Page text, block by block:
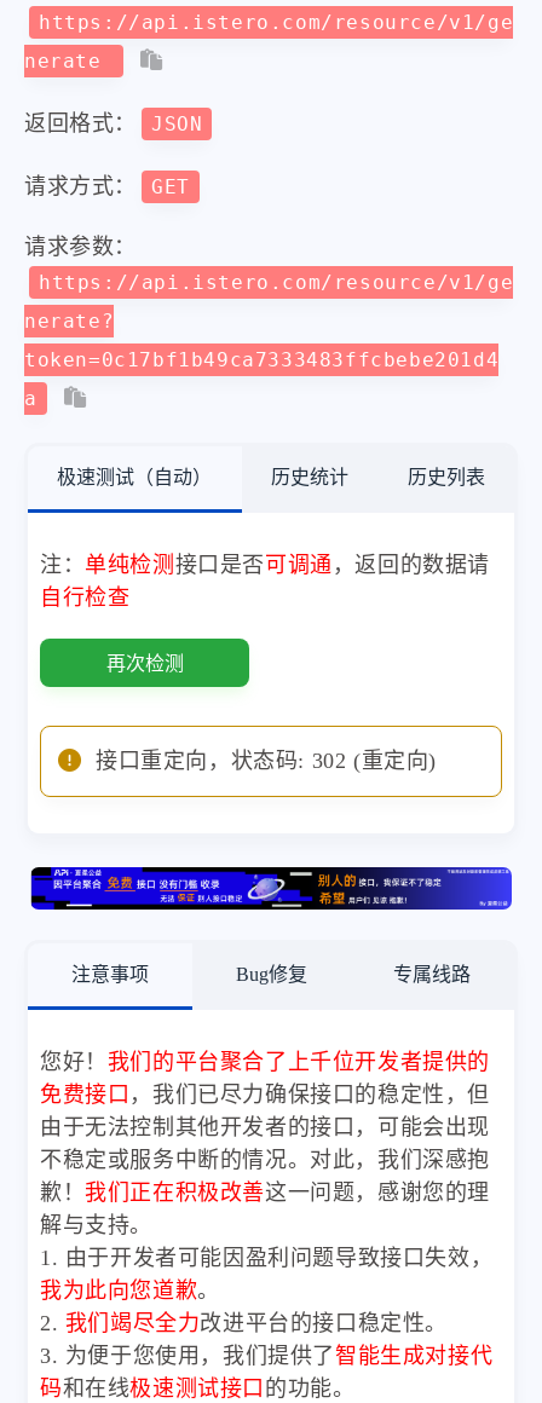
https://api.istero.com/resource/v1/ge
nerate
返回格式： JSON
请求方式： GET
请求参数：
https://api.istero.com/resource/v1/ge
nerate?
token=0c17bf1b49ca7333483ffcbebe201d4
a
极速测试（自动） 历史统计 历史列表
注： 单纯检测 接口是否 可调通 ，返回的数据请
自行检查
再次检测
接口重定向，状态码: 302 (重定向)
注意事项 Bug修复 专属线路
您好！ 我们的平台聚合了上千位开发者提供的
免费接口 ，我们已尽力确保接口的稳定性，但
由于无法控制其他开发者的接口，可能会出现
不稳定或服务中断的情况。对此，我们深感抱
歉！ 我们正在积极改善这一问题，感谢您的理
解与支持。
1. 由于开发者可能因盈利问题导致接口失效，
我为此向您道歉。
2. 我们竭尽全力改进平台的接口稳定性。
3. 为便于您使用，我们提供了智能生成对接代
码和在线极速测试接口 的功能。